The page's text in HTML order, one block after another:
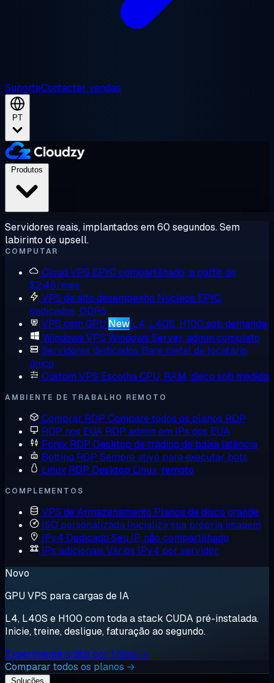
SuporteContactar vendas
PT
Servidores reais, implantados em 60 segundos. Sem
labirinto de upsell.
COMPUTAR
Cloud VPS EPYC compartilhado, a partir de
$2,48/mês
VPS de alto desempenho Núcleos EPYC
dedicados, DDR5
VPS com GPU New L4, L40S, H100 sob demanda
Windows VPS Windows Server, admin completo
Servidores dedicados Bare metal de locatário
único
Custom VPS Escolha CPU, RAM, disco sob medida
AMBIENTE DE TRABALHO REMOTO
Comprar RDP Compare todos os planos RDP
RDP nos EUA RDP admin em IPs dos EUA
Forex RDP Desktop de trading de baixa latência
Botting RDP Sempre ativo para executar bots
Linux RDP Desktop Linux, remoto
COMPLEMENTOS
VPS de Armazenamento Planos de disco grande
ISO personalizada Inicialize sua própria imagem
IPv4 Dedicado Seu IP, não compartilhado
IPs adicionais Vários IPv4 por servidor
Novo
GPU VPS para cargas de IA
L4, L40S e H100 com toda a stack CUDA pré-instalada.
Inicie, treine, desligue, faturação ao segundo.
Experimente grátis por 1 hora →
Comparar todos os planos →